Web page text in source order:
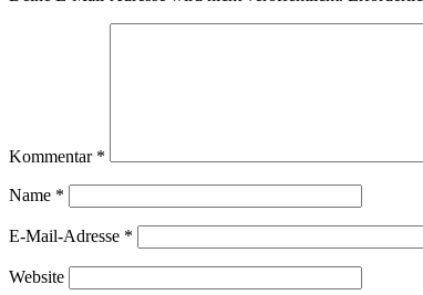
Kommentar *
Name *
E-Mail-Adresse *
Website